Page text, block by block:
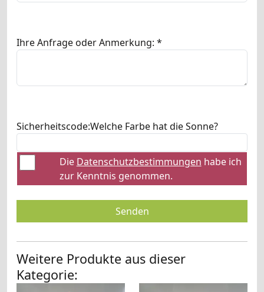
Ihre Anfrage oder Anmerkung: *
Sicherheitscode:Welche Farbe hat die Sonne?
Die Datenschutzbestimmungen habe ich
zur Kenntnis genommen.
Senden
Weitere Produkte aus dieser
Kategorie: